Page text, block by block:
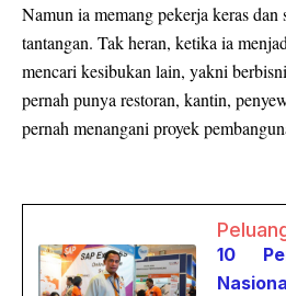
Namun ia memang pekerja keras dan
tantangan. Tak heran, ketika ia
mencari kesibukan lain, yakni
pernah punya restoran, kantin,
pernah menangani proyek
10